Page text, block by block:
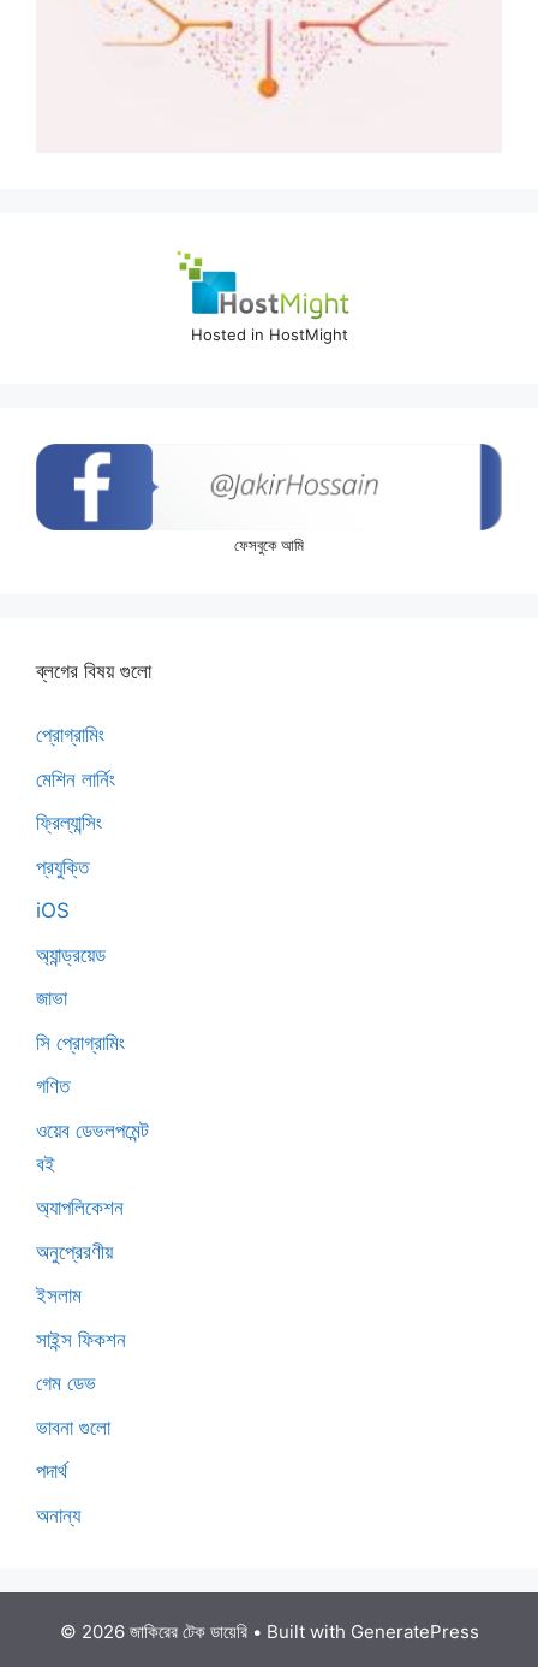
Hosted in HostMight
ফেসবুকে আমি
ব্লগের বিষয় গুলো
প্রোগ্রামিং
মেশিন লার্নিং
ফ্রিল্যান্সিং
প্রযুক্তি
iOS
অ্যান্ড্রয়েড
জাভা
সি প্রোগ্রামিং
গণিত
ওয়েব ডেভলপমেন্ট
বই
অ্যাপলিকেশন
অনুপ্রেরণীয়
ইসলাম
সাইন্স ফিকশন
গেম ডেভ
ভাবনা গুলো
পদার্থ
অনান্য
© 2026 জাকিরের টেক ডায়েরি• Built with GeneratePress